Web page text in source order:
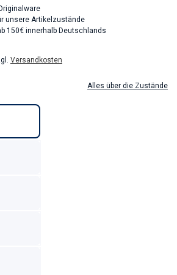
unsere Artikelzustände
150€ innerhalb Deutschlands
Versandkosten
Alles über die Zustände